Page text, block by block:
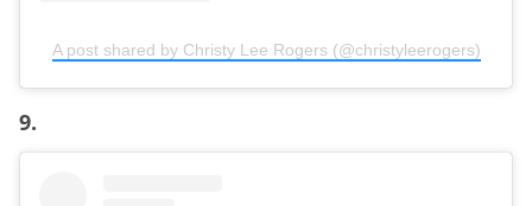
A post shared by Christy Lee Rogers (@christyleerogers)
9.